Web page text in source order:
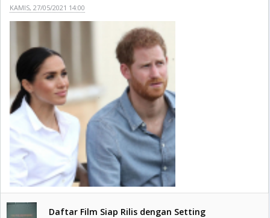
KAMIS, 27/05/2021 14:00
Daftar Film Siap Rilis dengan Setting